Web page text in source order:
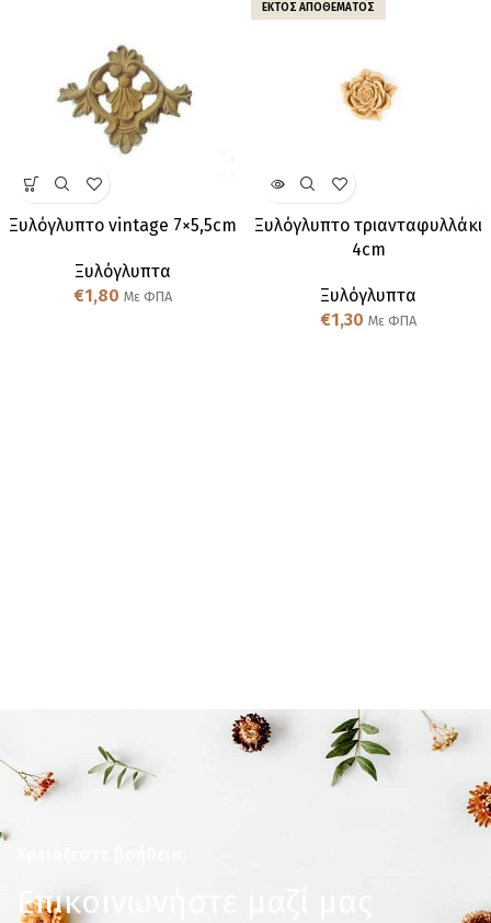
Ξυλόγλυπτo vintage 7×5,5cm
Ξυλόγλυπτα
€1,80 Με ΦΠΑ
ΕΚΤΌΣ ΑΠΟΘΈΜΑΤΟΣ
Ξυλόγλυπτo τριανταφυλλάκι
4cm
Ξυλόγλυπτα
€1,30 Με ΦΠΑ
Επικοινωνήστε μαζί μας